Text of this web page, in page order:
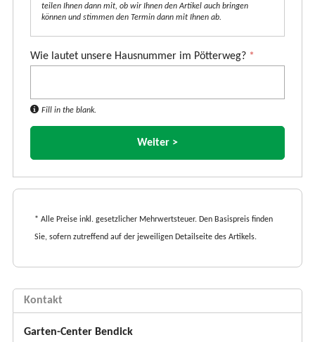
teilen Ihnen dann mit, ob wir Ihnen den Artikel auch bringen
können und stimmen den Termin dann mit Ihnen ab.
Wie lautet unsere Hausnummer im Pötterweg? *
Fill in the blank.
* Alle Preise inkl. gesetzlicher Mehrwertsteuer. Den Basispreis finden
Sie, sofern zutreffend auf der jeweiligen Detailseite des Artikels.
Kontakt
Garten-Center Bendick